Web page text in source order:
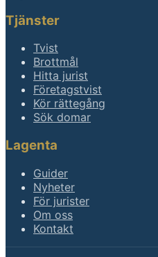
Tjänster
Tvist
Brottmål
Hitta jurist
Företagstvist
Kör rättegång
Sök domar
Lagenta
Guider
Nyheter
För jurister
Om oss
Kontakt